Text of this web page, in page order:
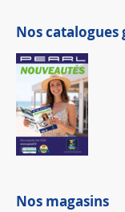
Nos
Nos magasins